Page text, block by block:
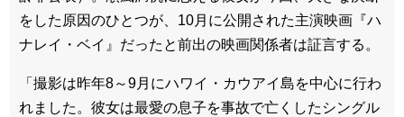
をした原因のひとつが、10月に公開された主演映画『ハ
ナレイ・ベイ』だったと前出の映画関係者は証言する。
「撮影は昨年8～9月にハワイ・カウアイ島を中心に行わ
れました。彼女は最愛の息子を事故で亡くしたシングル